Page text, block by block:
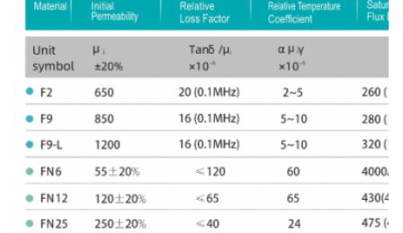
36 × 20 × 23 36±0.6 20±0.5 23±0.5
380 38 × 15,3 × 22 38±0.6 15.3±0.4
381 38 × 15 × 22 38±0.6 15±0.4 22±0.5
382 40 × 28 × 27 40±0.7 28±0.5 27±0.5
383 40.6×10×27.4 400,6±0.7 10±0.4
384 40.6×15×27.4 400,6±0.7 15±0.4